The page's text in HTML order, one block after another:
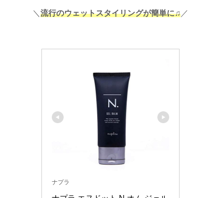
＼ 流行のウェットスタイリングが簡単に♫ ／
ナプラ